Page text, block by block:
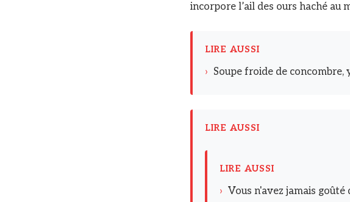
incorpore l’ail des ours haché au
LIRE AUSSI
› Soupe froide de
LIRE AUSSI
LIRE AUSSI
› Vous n'avez jamais